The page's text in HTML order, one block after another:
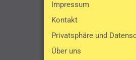
Impressum
Kontakt
Privatsphäre und
Über uns